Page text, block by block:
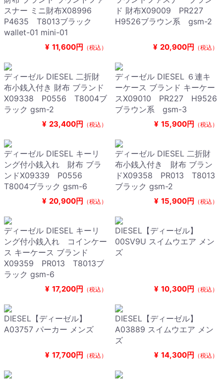
スナー ミニ財布X08996
P4635 T8013ブラック
wallet-01 mini-01
¥ 11,600円 （税込）
ド 財布X09009 PR227
H9526ブラウン系 gsm-2
¥ 20,900円 （税込）
ディーゼル DIESEL 二折財
布小銭入付き 財布 ブランド
X09338 P0556 T8004ブ
ラック gsm-2
¥ 23,400円 （税込）
ディーゼル DIESEL ６連キ
ーケース ブランド キーケー
スX09010 PR227 H9526
ブラウン系 gsm-3
¥ 15,900円 （税込）
ディーゼル DIESEL キーリ
ング付小銭入れ 財布 ブラ
ンドX09339 P0556
T8004ブラック gsm-6
¥ 20,900円 （税込）
ディーゼル DIESEL 二折財
布小銭入付き 財布 ブラン
ドX09358 PR013 T8013
ブラック gsm-2
¥ 15,900円 （税込）
ディーゼル DIESEL キーリ
ング付小銭入れ コインケー
ス キーケース ブランド
X09359 PR013 T8013ブ
ラック gsm-6
¥ 17,200円 （税込）
DIESEL【ディーゼル】
00SV9U スイムウエア メン
ズ
¥ 10,300円 （税込）
DIESEL【ディーゼル】
A03757 パーカー メンズ
¥ 17,700円 （税込）
DIESEL【ディーゼル】
A03889 スイムウエア メン
ズ
¥ 14,300円 （税込）